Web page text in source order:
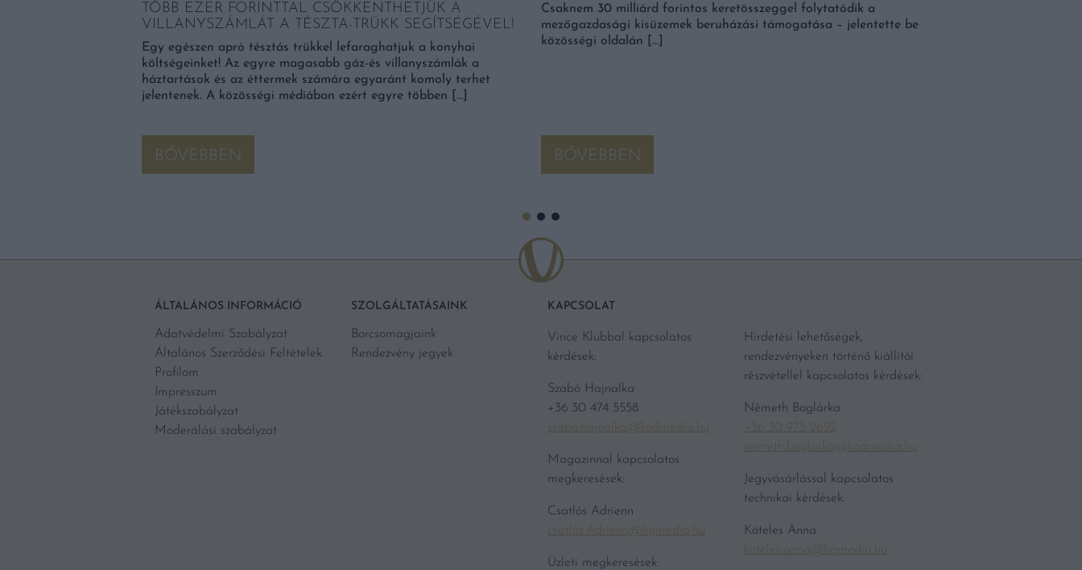
TÖBB EZER FORINTTAL CSÖKKENTHETJÜK A
VILLANYSZÁMLÁT A TÉSZTA-TRÜKK SEGÍTSÉGÉVEL!
Egy egészen apró tésztás trükkel lefaraghatjuk a konyhai
költségeinket! Az egyre magasabb gáz-és villanyszámlák a
háztartások és az éttermek számára egyaránt komoly terhet
jelentenek. A közösségi médiában ezért egyre többen […]
BŐVEBBEN
Csaknem 30 milliárd forintos keretösszeggel folytatódik a
mezőgazdasági kisüzemek beruházási támogatása – jelentette be
közösségi oldalán […]
BŐVEBBEN
ÁLTALÁNOS INFORMÁCIÓ
Adatvédelmi Szabályzat
Általános Szerződési Feltételek
Profilom
Impresszum
Játékszabályzat
Moderálási szabályzat
SZOLGÁLTATÁSAINK
Borcsomagjaink
Rendezvény jegyek
KAPCSOLAT
Vince Klubbal kapcsolatos
kérdések:
Szabó Hajnalka
+36 30 474 5558
szabo.hajnalka@kodmedia.hu
Magazinnal kapcsolatos
megkeresések:
Csatlós Adrienn
csatlos.Adrienn@hgmedia.hu
Üzleti megkeresések:
Hirdetési lehetőségek,
rendezvényeken történő kiállítói
részvétellel kapcsolatos kérdések:
Németh Boglárka
+36 30 975 2652
nemeth.boglarka@kodmedia.hu
Jegyvásárlással kapcsolatos
technikai kérdések:
Köteles Anna
koteles.anna@hgmedia.hu